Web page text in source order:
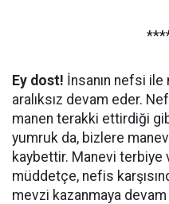
Ey dost! İnsanın nefsi
aralıksız devam eder.
manen terakki ettirdiği
yumruk da, bizlere
kaybettir. Manevi terbiye
müddetçe, nefis
mevzi kazanmaya